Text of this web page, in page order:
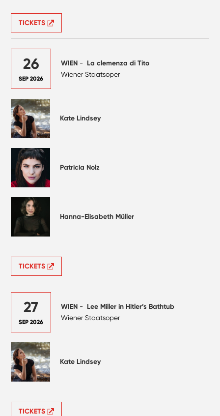
TICKETS
26
SEP 2026
WIEN - La clemenza di Tito
Wiener Staatsoper
Kate Lindsey
Patricia Nolz
Hanna-Elisabeth Müller
TICKETS
27
SEP 2026
WIEN - Lee Miller in Hitler’s Bathtub
Wiener Staatsoper
Kate Lindsey
TICKETS